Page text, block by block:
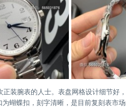
装腕表的人士。表盘网格设计细节好
蝴蝶扣，刻字清晰，是目前复刻表市